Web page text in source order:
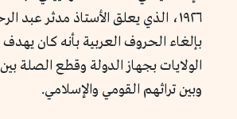
١٩٢٦، الذي يعلق الأستاذ مدثر عبد
بإلغاء الحروف العربية بأنه كان
الولايات بجهاز الدولة وقطع الصلة
وبين تراثهم القومي والإسلامي.